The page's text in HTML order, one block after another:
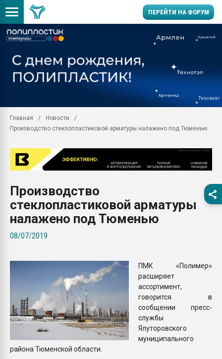
ПЕРЕЙТИ НА ФОРУМ
заводу пластмасс"
28.07.2026
28.07.2026
ситуацией на
ПЕРЕЙТИ НА
Главная
Новости
Производство стеклопластиковой арматуры налажено под Тюменью
Производство
стеклопластиковой арматуры
налажено под Тюменью
08/07/2019
ПМК «Полимер»
расширяет
ассортимент,
говорится в
сообщении пресс-
службы
Ялуторовского
муниципального
района Тюменской области.